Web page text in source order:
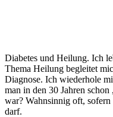
Diabetes und Heilung. Ich
Thema Heilung begleitet
Diagnose. Ich wiederhole
man in den 30 Jahren
war? Wahnsinnig oft,
darf.